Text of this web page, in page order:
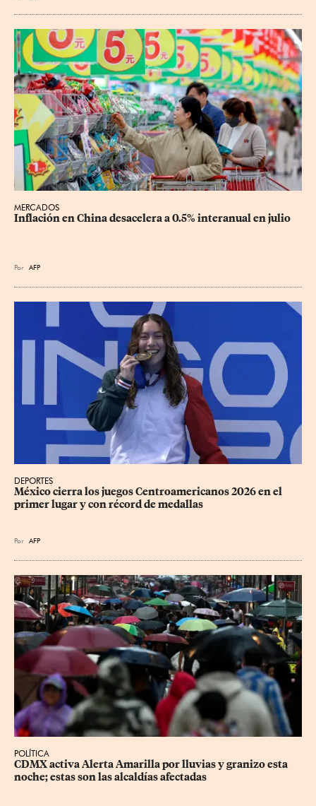
MERCADOS
Inflación en China desacelera a 0.5% interanual en julio
Por AFP
DEPORTES
México cierra los juegos Centroamericanos 2026 en el
primer lugar y con récord de medallas
Por AFP
POLÍTICA
CDMX activa Alerta Amarilla por lluvias y granizo esta
noche; estas son las alcaldías afectadas